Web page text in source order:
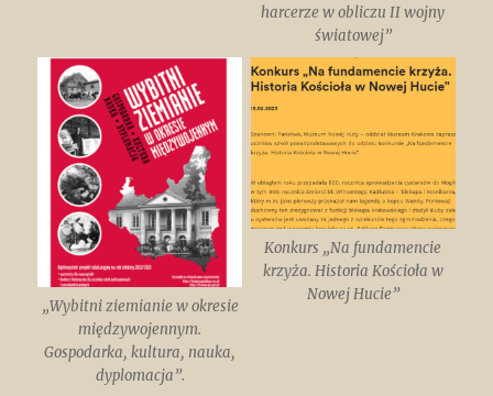
harcerze w obliczu II wojny
światowej”
„Wybitni ziemianie w okresie
międzywojennym.
Gospodarka, kultura, nauka,
dyplomacja”.
Konkurs „Na fundamencie
krzyża. Historia Kościoła w
Nowej Hucie”